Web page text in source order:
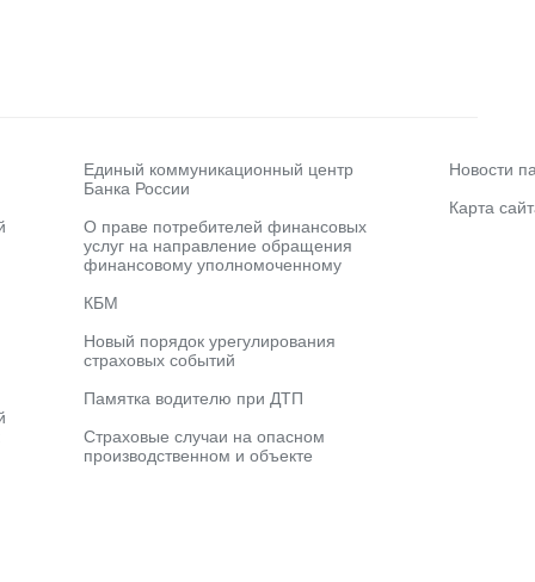
Единый коммуникационный центр
Банка России
О праве потребителей финансовых
услуг на направление обращения
финансовому уполномоченному
КБМ
Новый порядок урегулирования
страховых событий
Памятка водителю при ДТП
Страховые случаи на опасном
производственном и объекте
Новости
Карта